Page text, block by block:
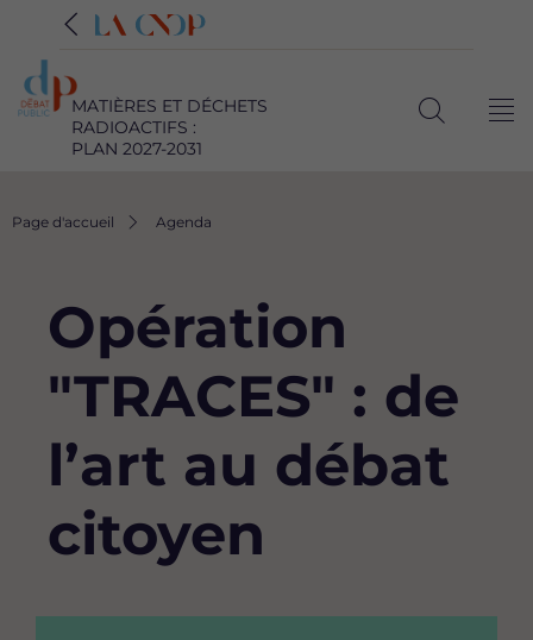
MATIÈRES ET DÉCHETS
RADIOACTIFS :
PLAN 2027-2031
Fil
Page d'accueil Agenda
Opération
"TRACES" : de
l’art au débat
citoyen